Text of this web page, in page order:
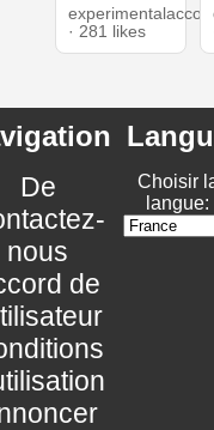
· 281 likes
De
nous
de
Choisir
langue: